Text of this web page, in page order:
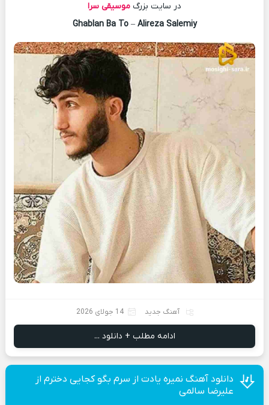
در سایت بزرگ موسیقی سرا
Ghablan Ba To– Alireza Salemiy
آهنگ جدید 14 جولای 2026
ادامه مطلب + دانلود ...
دانلود آهنگ نمیره یادت از سرم بگو کجایی دخترم از
علیرضا سالمی